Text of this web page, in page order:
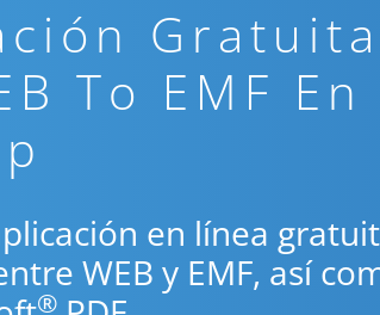
To EMF
en línea
WEB y EMF, así
®